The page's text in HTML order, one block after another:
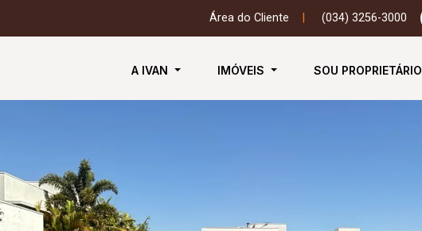
Área do Cliente (034) 3256-3000
A IVAN IMÓVEIS SOU PROPRIETÁRIO